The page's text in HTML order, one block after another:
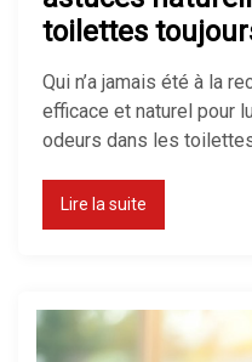
toilettes
Qui n’a jamais été à la
efficace et naturel pour
odeurs dans les
Lire la suite